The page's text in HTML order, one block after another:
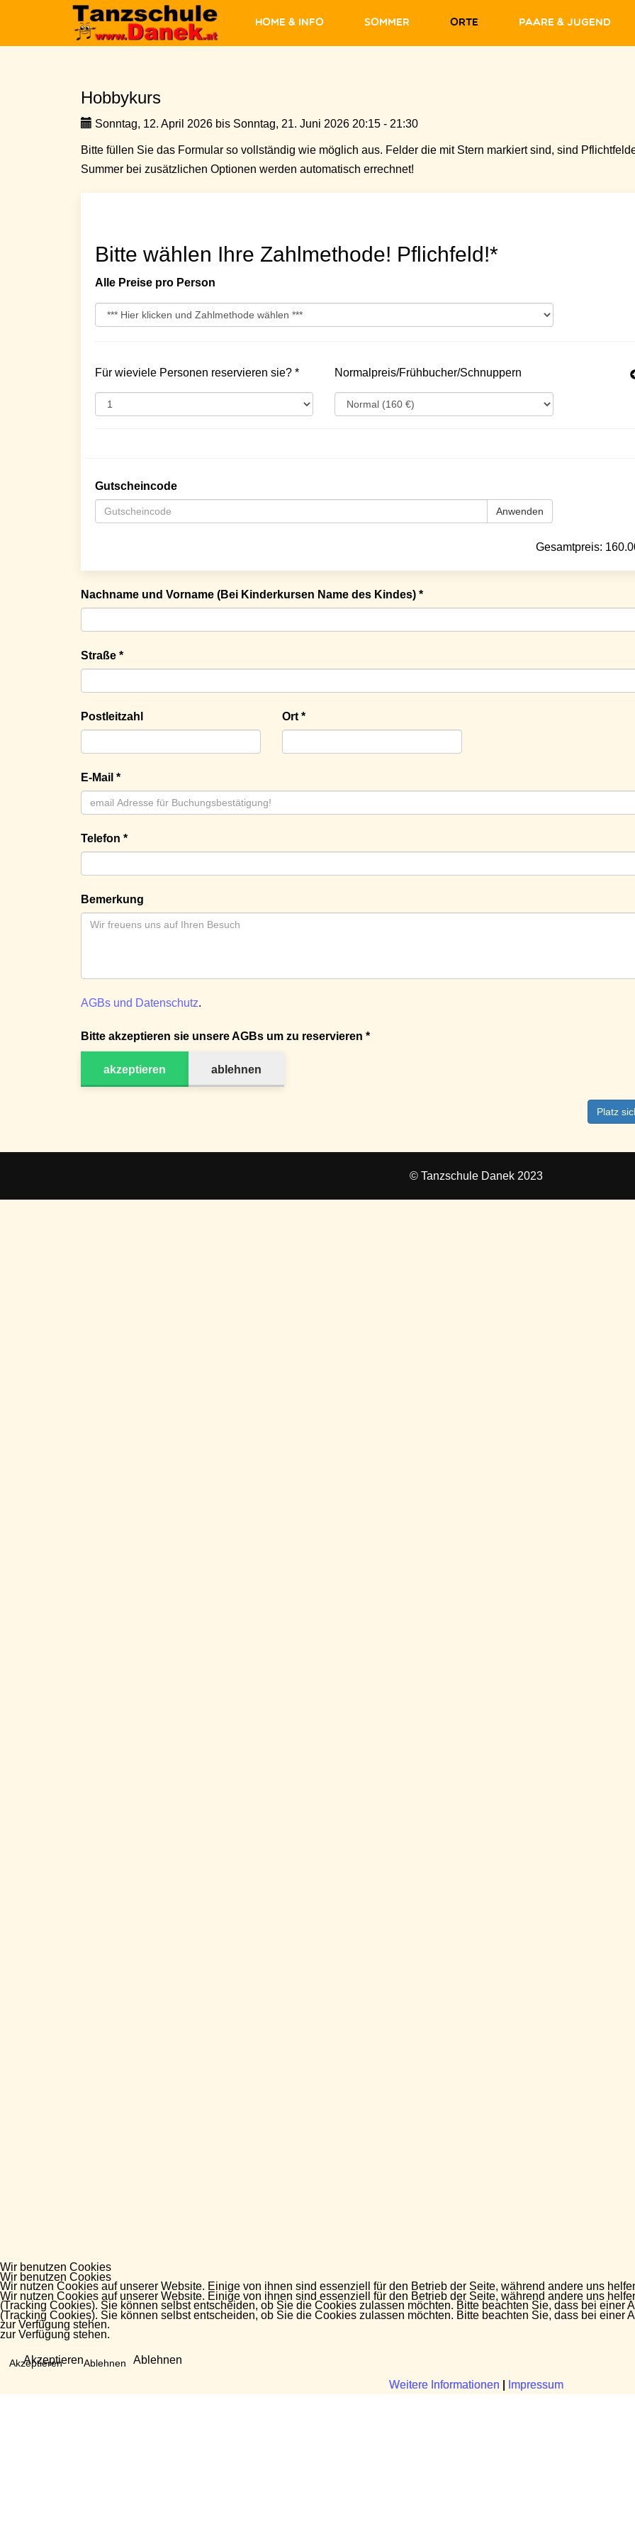
Home & Info Sommer Orte Paare & Jugend
Hobbykurs
Sonntag, 12. April 2026 bis Sonntag, 21. Juni 2026 20:15 - 21:30
Bitte füllen Sie das Formular so vollständig wie möglich aus. Felder die mit Stern markiert sind, sind
Summer bei zusätzlichen Optionen werden automatisch errechnet!
Bitte wählen Ihre Zahlmethode! Pflichfeld!*
Alle Preise pro Person
Für wieviele Personen reservieren sie? * Normalpreis/Frühbucher/Schnuppern
Gutscheincode
Anwenden
Gesamtpreis:
Nachname und Vorname (Bei Kinderkursen Name des Kindes) *
Straße *
Postleitzahl Ort *
E-Mail *
Telefon *
Bemerkung
AGBs und Datenschutz.
Bitte akzeptieren sie unsere AGBs um zu reservieren *
akzeptieren ablehnen
Wir benutzen Cookies
Wir nutzen Cookies auf unserer Website. Einige von ihnen sind essenziell für den Betrieb der Seite, während andere uns
(Tracking Cookies). Sie können selbst entscheiden, ob Sie die Cookies zulassen möchten. Bitte beachten Sie, dass bei
zur Verfügung stehen.
Akzeptieren Ablehnen
Weitere Informationen Impressum
Platz
© Tanzschule Danek 2023
Wir benutzen Cookies
Wir nutzen Cookies auf unserer Website. Einige von ihnen sind essenziell für den Betrieb der Seite, während andere uns
(Tracking Cookies). Sie können selbst entscheiden, ob Sie die Cookies zulassen möchten. Bitte beachten Sie, dass bei
zur Verfügung stehen.
Akzeptieren Ablehnen
Weitere Informationen Impressum